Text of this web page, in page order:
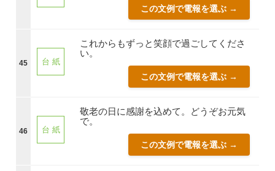
この文例で電報を選ぶ →
45 台 紙
これからもずっと笑顔で過ごしてくださ
い。
この文例で電報を選ぶ →
46 台 紙
敬老の日に感謝を込めて。どうぞお元気
で。
この文例で電報を選ぶ →